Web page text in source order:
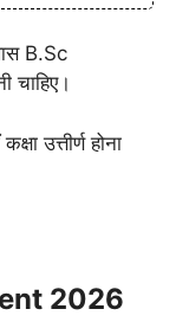
B.Sc
चाहिए।
उत्तीर्ण होना
2026